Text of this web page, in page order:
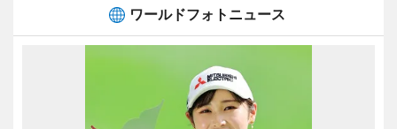
ワールドフォトニュース